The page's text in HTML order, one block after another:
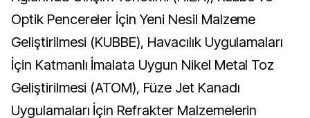
Optik Pencereler İçin Yeni Nesil Malzeme
Geliştirilmesi (KUBBE), Havacılık Uygulamaları
İçin Katmanlı İmalata Uygun Nikel Metal Toz
Geliştirilmesi (ATOM), Füze Jet Kanadı
Uygulamaları İçin Refrakter Malzemelerin